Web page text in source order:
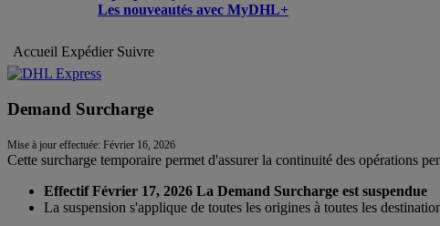
Les nouveautés avec MyDHL+
Accueil Expédier Suivre
Demand Surcharge
Mise à jour effectuée: Février 16, 2026
Cette surcharge temporaire permet d'assurer la continuité des opérations
Effectif Février 17, 2026 La Demand Surcharge est suspendue
La suspension s'applique de toutes les origines à toutes les